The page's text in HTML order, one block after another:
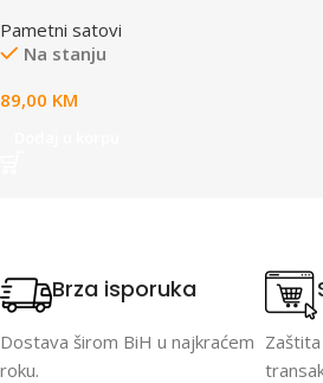
Pametni satovi
Na stanju
89,00 KM
Brza isporuka
Dostava širom BiH u najkraćem
roku.